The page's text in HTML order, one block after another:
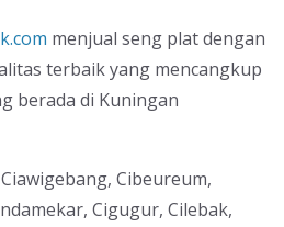
menjual seng plat dengan
terbaik yang mencangkup
berada di Kuningan
Cibeureum,
Cigugur, Cilebak,